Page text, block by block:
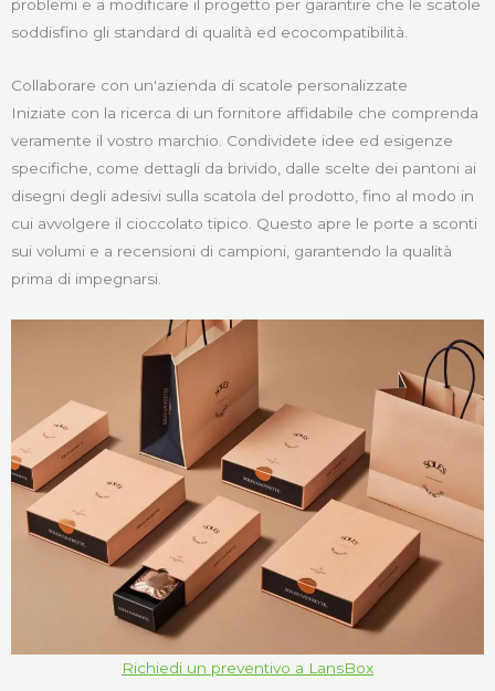
problemi e a modificare il progetto per garantire che le scatole
soddisfino gli standard di qualità ed ecocompatibilità.
Collaborare con un'azienda di scatole personalizzate
Iniziate con la ricerca di un fornitore affidabile che comprenda
veramente il vostro marchio. Condividete idee ed esigenze
specifiche, come dettagli da brivido, dalle scelte dei pantoni ai
disegni degli adesivi sulla scatola del prodotto, fino al modo in
cui avvolgere il cioccolato tipico. Questo apre le porte a sconti
sui volumi e a recensioni di campioni, garantendo la qualità
prima di impegnarsi.
Richiedi un preventivo a LansBox